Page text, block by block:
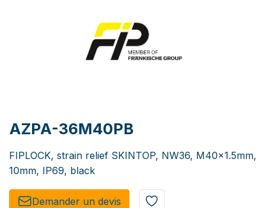
AZPA-36M40PB
FIPLOCK, strain relief SKINTOP, NW36, M40x1.5mm,
10mm, IP69, black
Demander un de​​vis​​